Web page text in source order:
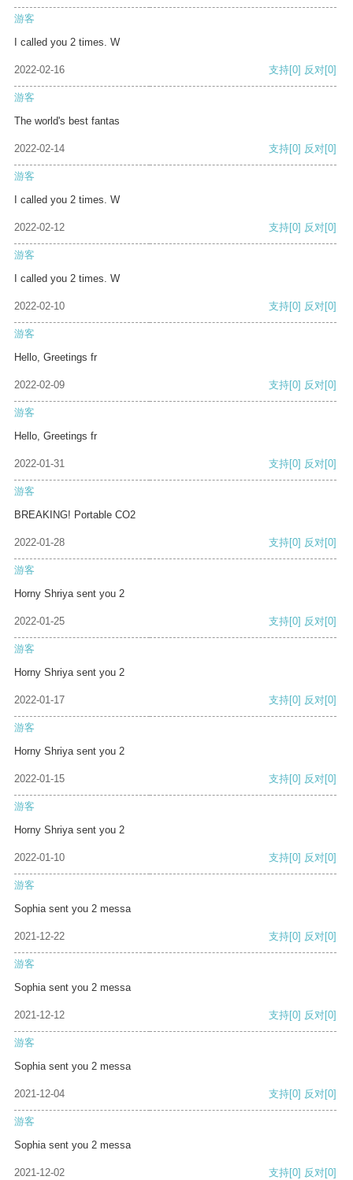
游客
I called you 2 times. W
2022-02-16 支持[0] 反对[0]
游客
The world's best fantas
2022-02-14 支持[0] 反对[0]
游客
I called you 2 times. W
2022-02-12 支持[0] 反对[0]
游客
I called you 2 times. W
2022-02-10 支持[0] 反对[0]
游客
Hello, Greetings fr
2022-02-09 支持[0] 反对[0]
游客
Hello, Greetings fr
2022-01-31 支持[0] 反对[0]
游客
BREAKING! Portable CO2
2022-01-28 支持[0] 反对[0]
游客
Horny Shriya sent you 2
2022-01-25 支持[0] 反对[0]
游客
Horny Shriya sent you 2
2022-01-17 支持[0] 反对[0]
游客
Horny Shriya sent you 2
2022-01-15 支持[0] 反对[0]
游客
Horny Shriya sent you 2
2022-01-10 支持[0] 反对[0]
游客
Sophia sent you 2 messa
2021-12-22 支持[0] 反对[0]
游客
Sophia sent you 2 messa
2021-12-12 支持[0] 反对[0]
游客
Sophia sent you 2 messa
2021-12-04 支持[0] 反对[0]
游客
Sophia sent you 2 messa
2021-12-02 支持[0] 反对[0]